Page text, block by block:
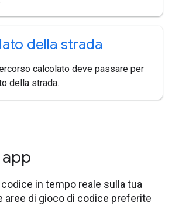
della strada
calcolato deve passare per
della strada.
in tempo reale sulla tua
aree di gioco di codice preferite